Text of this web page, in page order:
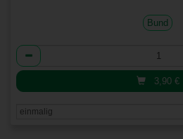
Bund
Anzahl
3,90 €